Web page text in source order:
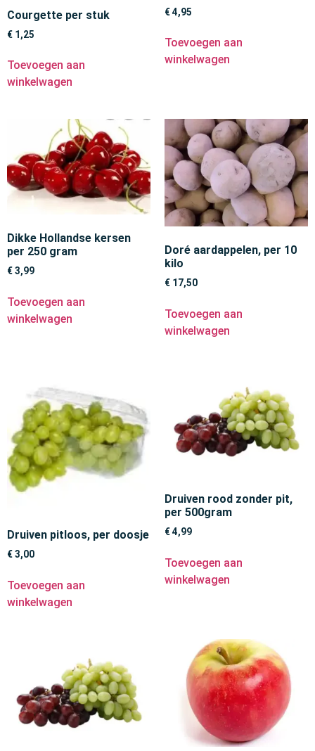
Courgette per stuk
€ 1,25
Toevoegen aan
winkelwagen
€4,95
Toevoegen aan
winkelwagen
Dikke Hollandse kersen
per 250 gram
€3,99
Toevoegen aan
winkelwagen
Doré aardappelen, per 10
kilo
€ 17,50
Toevoegen aan
winkelwagen
Druiven pitloos, per doosje
€3,00
Toevoegen aan
winkelwagen
Druiven rood zonder pit,
per 500gram
€4,99
Toevoegen aan
winkelwagen